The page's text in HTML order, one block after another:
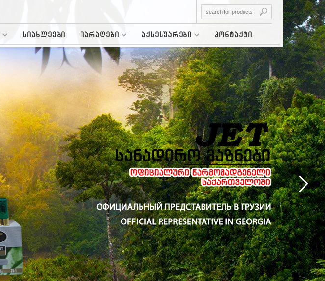
სიახლეები იარაღები აქსესუარები კონტაქტი